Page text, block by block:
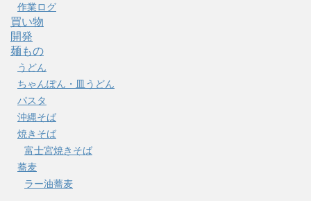
作業ログ
買い物
開発
麺もの
うどん
ちゃんぽん・皿うどん
パスタ
沖縄そば
焼きそば
富士宮焼きそば
蕎麦
ラー油蕎麦